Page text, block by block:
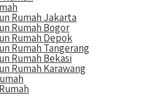
Rumah Jakarta
Rumah Bogor
Rumah Depok
Rumah Tangerang
Rumah Bekasi
Rumah Karawang